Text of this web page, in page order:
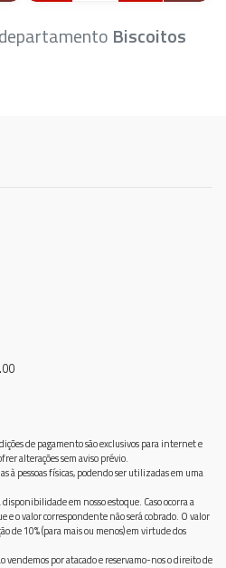
Biscoitos
de pagamento são exclusivos para internet e
alterações sem aviso prévio.
à pessoas físicas, podendo ser utilizadas em uma
em nosso estoque. Caso ocorra a
e o valor correspondente não será cobrado. O valor
de 10% (para mais ou menos) em virtude dos
vendemos por atacado e reservamo-nos o direito de